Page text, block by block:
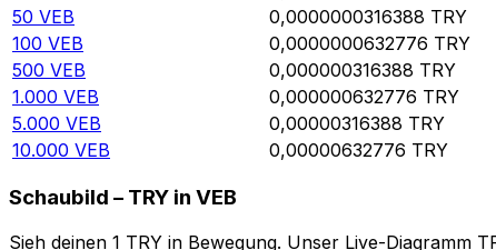
50 VEB 0,0000000316388 TRY
100 VEB 0,0000000632776 TRY
500 VEB 0,000000316388 TRY
1.000 VEB 0,000000632776 TRY
5.000 VEB 0,00000316388 TRY
10.000 VEB 0,00000632776 TRY
Schaubild – TRY in VEB
Sieh deinen 1 TRY in Bewegung. Unser Live-Diagramm